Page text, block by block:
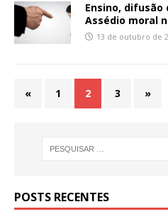
Ensino, difusão
Assédio moral
13 de outubro de
« 1 2 3 »
POSTS RECENTES